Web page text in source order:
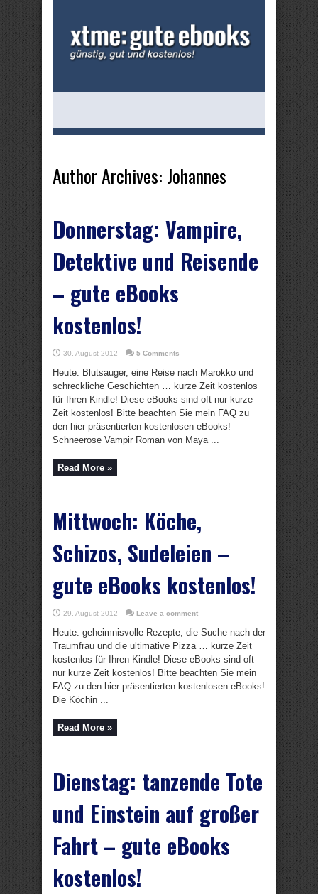
Author Archives: Johannes
Donnerstag: Vampire,
Detektive und Reisende
– gute eBooks
kostenlos!
30. August 2012 5 Comments
Heute: Blutsauger, eine Reise nach Marokko und
schreckliche Geschichten … kurze Zeit kostenlos
für Ihren Kindle! Diese eBooks sind oft nur kurze
Zeit kostenlos! Bitte beachten Sie mein FAQ zu
den hier präsentierten kostenlosen eBooks!
Schneerose Vampir Roman von Maya ...
Read More »
Mittwoch: Köche,
Schizos, Sudeleien –
gute eBooks kostenlos!
29. August 2012 Leave a comment
Heute: geheimnisvolle Rezepte, die Suche nach der
Traumfrau und die ultimative Pizza … kurze Zeit
kostenlos für Ihren Kindle! Diese eBooks sind oft
nur kurze Zeit kostenlos! Bitte beachten Sie mein
FAQ zu den hier präsentierten kostenlosen eBooks!
Die Köchin ...
Read More »
Dienstag: tanzende Tote
und Einstein auf großer
Fahrt – gute eBooks
kostenlos!